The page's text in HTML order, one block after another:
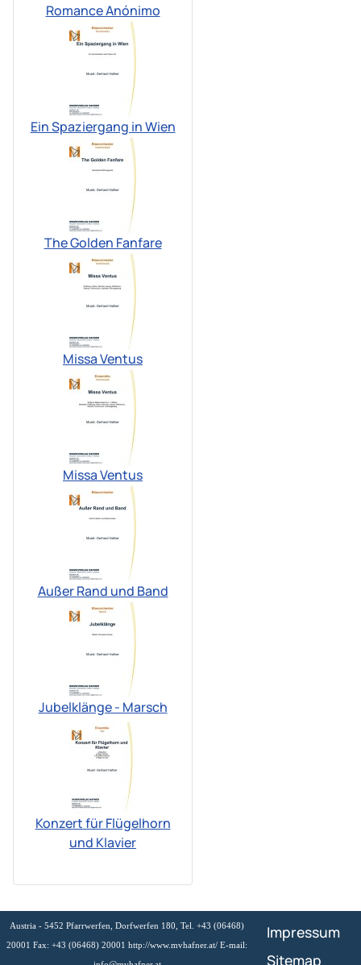
Romance Anónimo
Ein Spaziergang in Wien
The Golden Fanfare
Missa Ventus
Missa Ventus
Außer Rand und Band
Jubelklänge - Marsch
Konzert für Flügelhorn
und Klavier
Austria - 5452 Pfarrwerfen, Dorfwerfen 180, Tel. +43 (06468)
20001 Fax: +43 (06468) 20001 http://www.mvhafner.at/ E-mail:
Impressum
Sitemap